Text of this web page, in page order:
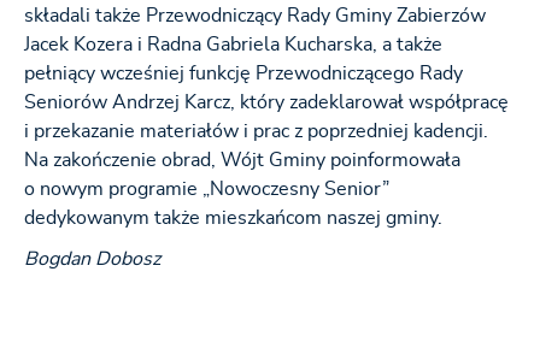
składali także Przewodniczący Rady Gminy Zabierzów
Jacek Kozera i Radna Gabriela Kucharska, a także
pełniący wcześniej funkcję Przewodniczącego Rady
Seniorów Andrzej Karcz, który zadeklarował współpracę
i przekazanie materiałów i prac z poprzedniej kadencji.
Na zakończenie obrad, Wójt Gminy poinformowała
o nowym programie „Nowoczesny Senior”
dedykowanym także mieszkańcom naszej gminy.
Bogdan Dobosz